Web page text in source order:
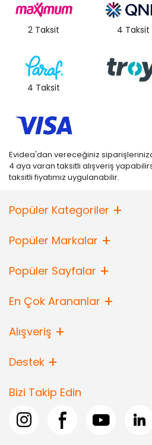
2 Taksit 4 Taksit
4 Taksit
Evidea'dan vereceğiniz
4 aya varan taksitli alışveriş
taksitli fiyatımız uygulanabilir.
Popüler Kategoriler
Popüler Markalar
Popüler Sayfalar
En Çok Arananlar
Alışveriş
Destek
Bizi Takip Edin